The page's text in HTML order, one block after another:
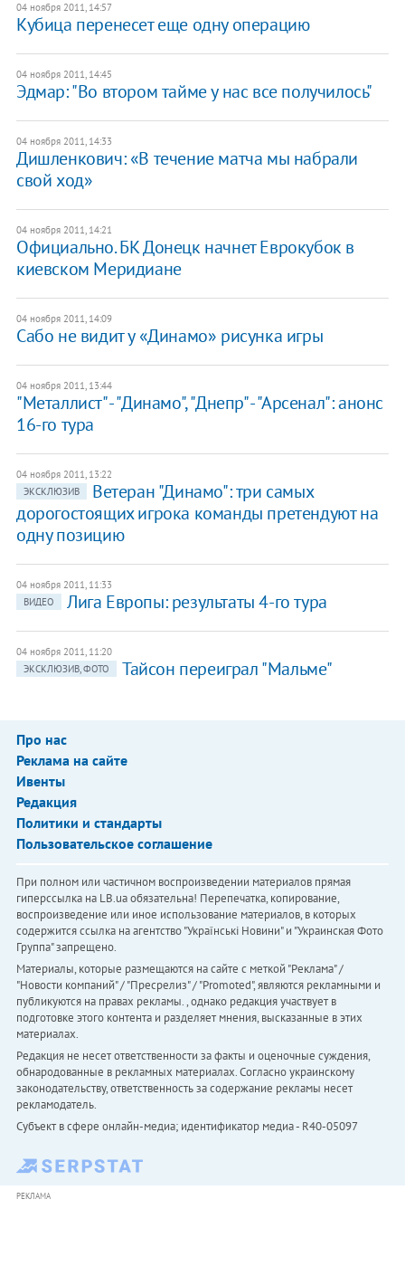
04 ноября 2011, 14:57
Кубица перенесет еще одну операцию
04 ноября 2011, 14:45
Эдмар: "Во втором тайме у нас все получилось"
04 ноября 2011, 14:33
Дишленкович: «В течение матча мы набрали
свой ход»
04 ноября 2011, 14:21
Официально. БК Донецк начнет Еврокубок в
киевском Меридиане
04 ноября 2011, 14:09
Сабо не видит у «Динамо» рисунка игры
04 ноября 2011, 13:44
"Металлист" - "Динамо", "Днепр" - "Арсенал": анонс
16-го тура
04 ноября 2011, 13:22
ЭКСКЛЮЗИВ
Ветеран "Динамо": три самых
дорогостоящих игрока команды претендуют на
одну позицию
04 ноября 2011, 11:33
ВИДЕО
​Лига Европы: результаты 4-го тура
04 ноября 2011, 11:20
ЭКСКЛЮЗИВ, ФОТО
Тайсон переиграл "Мальме"
Про нас
Реклама на сайте
Ивенты
Редакция
Политики и стандарты
Пользовательское соглашение
При полном или частичном воспроизведении материалов прямая
гиперссылка на LB.ua обязательна! Перепечатка, копирование,
воспроизведение или иное использование материалов, в которых
содержится ссылка на агентство "Українськi Новини" и "Украинская Фото
Группа" запрещено.
Материалы, которые размещаются на сайте с меткой "Реклама" /
"Новости компаний" / "Пресрелиз" / "Promoted", являются рекламными и
публикуются на правах рекламы. , однако редакция участвует в
подготовке этого контента и разделяет мнения, высказанные в этих
материалах.
Редакция не несет ответственности за факты и оценочные суждения,
обнародованные в рекламных материалах. Согласно украинскому
законодательству, ответственность за содержание рекламы несет
рекламодатель.
Субъект в сфере онлайн-медиа; идентификатор медиа - R40-05097
РЕКЛАМА